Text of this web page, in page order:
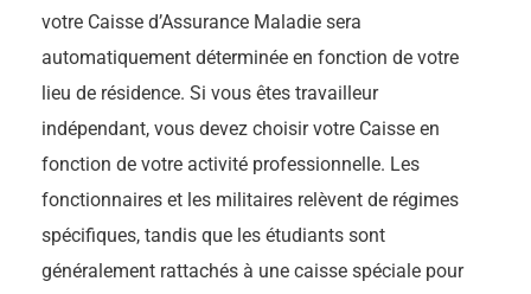
votre Caisse d’Assurance Maladie sera
automatiquement déterminée en fonction de votre
lieu de résidence. Si vous êtes travailleur
indépendant, vous devez choisir votre Caisse en
fonction de votre activité professionnelle. Les
fonctionnaires et les militaires relèvent de régimes
spécifiques, tandis que les étudiants sont
généralement rattachés à une caisse spéciale pour